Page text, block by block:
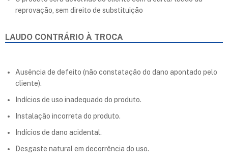
reprovação, sem direito de substituição
LAUDO CONTRÁRIO À TROCA
Ausência de defeito (não constatação do dano apontado pelo
cliente).
Indícios de uso inadequado do produto.
Instalação incorreta do produto.
Indícios de dano acidental.
Desgaste natural em decorrência do uso.